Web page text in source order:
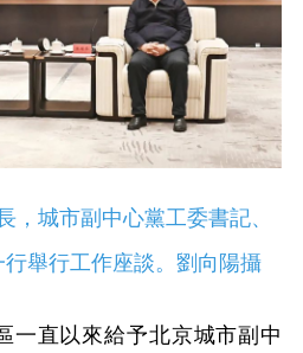
，城市副中心黨工委書記、
舉行工作座談。劉向陽攝
一直以來給予北京城市副中